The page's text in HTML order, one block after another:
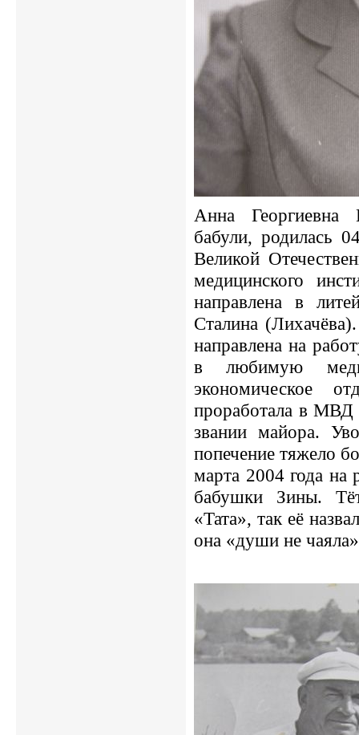
Анна Георгиевна
бабули, родилась
Великой
медицинского
направлена в
Сталина
направлена на
в любимую
экономическое
проработала в МВД
звании майора.
попечение тяжело
марта 2004 года на
бабушки Зины.
«Тата», так её
она «души не